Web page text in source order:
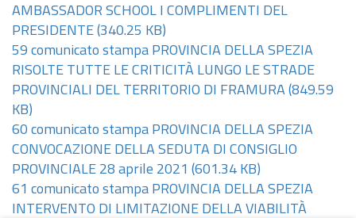
AMBASSADOR SCHOOL I COMPLIMENTI DEL
PRESIDENTE (340.25 KB)
59 comunicato stampa PROVINCIA DELLA SPEZIA
RISOLTE TUTTE LE CRITICITÀ LUNGO LE STRADE
PROVINCIALI DEL TERRITORIO DI FRAMURA (849.59
KB)
60 comunicato stampa PROVINCIA DELLA SPEZIA
CONVOCAZIONE DELLA SEDUTA DI CONSIGLIO
PROVINCIALE 28 aprile 2021 (601.34 KB)
61 comunicato stampa PROVINCIA DELLA SPEZIA
INTERVENTO DI LIMITAZIONE DELLA VIABILITÀ